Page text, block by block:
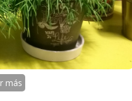
más